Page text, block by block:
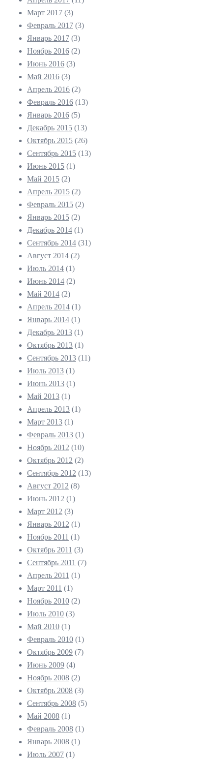
Март 2017 (3)
Февраль 2017 (3)
Январь 2017 (3)
Ноябрь 2016 (2)
Июнь 2016 (3)
Май 2016 (3)
Апрель 2016 (2)
Февраль 2016 (13)
Январь 2016 (5)
Декабрь 2015 (13)
Октябрь 2015 (26)
Сентябрь 2015 (13)
Июнь 2015 (1)
Май 2015 (2)
Апрель 2015 (2)
Февраль 2015 (2)
Январь 2015 (2)
Декабрь 2014 (1)
Сентябрь 2014 (31)
Август 2014 (2)
Июль 2014 (1)
Июнь 2014 (2)
Май 2014 (2)
Апрель 2014 (1)
Январь 2014 (1)
Декабрь 2013 (1)
Октябрь 2013 (1)
Сентябрь 2013 (11)
Июль 2013 (1)
Июнь 2013 (1)
Май 2013 (1)
Апрель 2013 (1)
Март 2013 (1)
Февраль 2013 (1)
Ноябрь 2012 (10)
Октябрь 2012 (2)
Сентябрь 2012 (13)
Август 2012 (8)
Июнь 2012 (1)
Март 2012 (3)
Январь 2012 (1)
Ноябрь 2011 (1)
Октябрь 2011 (3)
Сентябрь 2011 (7)
Апрель 2011 (1)
Март 2011 (1)
Ноябрь 2010 (2)
Июль 2010 (3)
Май 2010 (1)
Февраль 2010 (1)
Октябрь 2009 (7)
Июнь 2009 (4)
Ноябрь 2008 (2)
Октябрь 2008 (3)
Сентябрь 2008 (5)
Май 2008 (1)
Февраль 2008 (1)
Январь 2008 (1)
Июль 2007 (1)